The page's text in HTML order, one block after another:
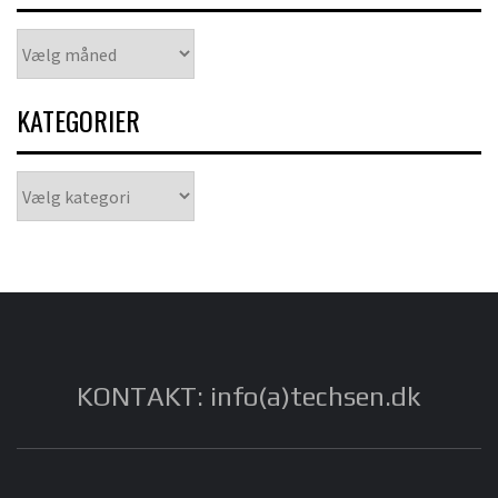
KATEGORIER
KONTAKT: info(a)techsen.dk